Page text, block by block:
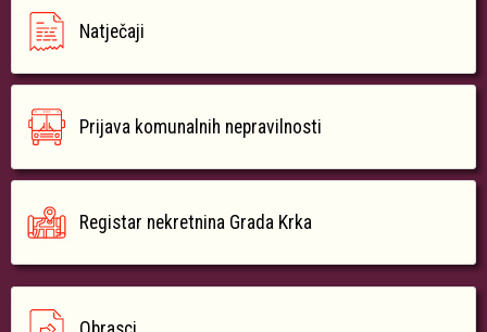
Natječaji
Prijava komunalnih nepravilnosti
Registar nekretnina Grada Krka